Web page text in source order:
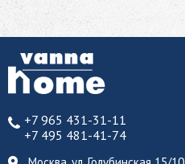
+7 965 431-31-11
+7 495 481-41-74